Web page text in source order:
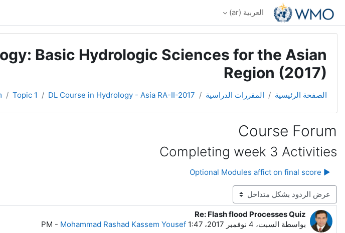
تخطى إلى المحتوى الرئيسي
العربية ‎(ar)‎
Basic Hydrologic Sciences for the Asian
Region (2017)
الصفحة الرئيسية المقررات الدراسية DL Course in Hydrology - Asia RA-II-2017
Topic 1
Course Forum
Completing week 3 Activities
▶︎ Optional Modules affict on final score
نمط العرض
Re: Flash flood Processes Quiz
بواسطة السبت، 4 نوفمبر 2017، 1:47 PM - Mohammad Rashad Kassem Yousef
عدد الردود: 0